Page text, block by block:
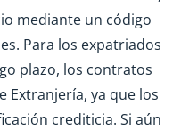
mediante un código
Para los expatriados
plazo, los contratos
Extranjería, ya que los
crediticia. Si aún